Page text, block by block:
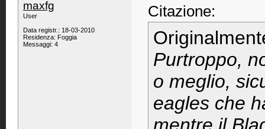
maxfg
User
Data registr.: 18-03-2010
Residenza: Foggia
Messaggi: 4
Citazione:
Purtroppo,
o meglio,
eagles che